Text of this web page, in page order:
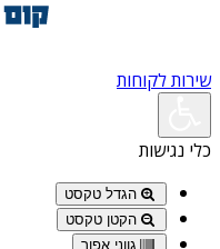
שירות לקוחות
כלי נגישות
הגדל טקסט
הקטן טקסט
גווני אפור